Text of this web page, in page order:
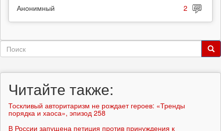
Анонимный 2
Форма
Читайте также:
Тоскливый авторитаризм не рождает героев: «Тренды
порядка и хаоса», эпизод 258
В России запущена петиция против принуждения к